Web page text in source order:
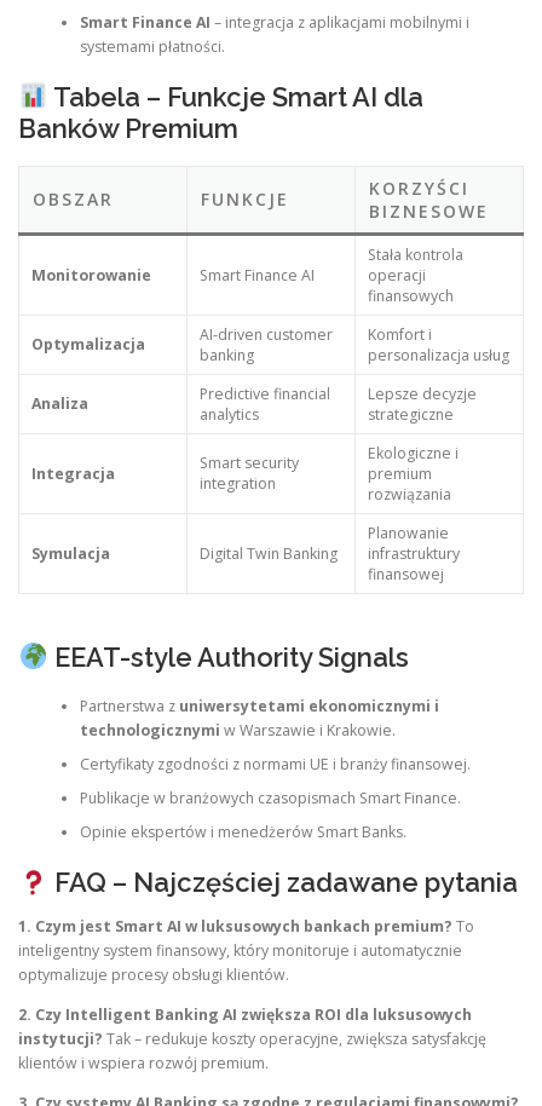
Smart Finance AI – integracja z aplikacjami mobilnymi i
systemami płatności.
Tabela – Funkcje Smart AI dla
Banków Premium
OBSZAR FUNKCJE
KORZYŚCI
BIZNESOWE
Monitorowanie Smart Finance AI
Stała kontrola
operacji
finansowych
Optymalizacja
AI-driven customer
banking
Komfort i
personalizacja usług
Analiza
Predictive financial
analytics
Lepsze decyzje
strategiczne
Integracja
Smart security
integration
Ekologiczne i
premium
rozwiązania
Symulacja Digital Twin Banking
Planowanie
infrastruktury
finansowej
EEAT-style Authority Signals
Partnerstwa z uniwersytetami ekonomicznymi i
technologicznymi w Warszawie i Krakowie.
Certyfikaty zgodności z normami UE i branży finansowej.
Publikacje w branżowych czasopismach Smart Finance.
Opinie ekspertów i menedżerów Smart Banks.
FAQ – Najczęściej zadawane pytania
1. Czym jest Smart AI w luksusowych bankach premium? To
inteligentny system finansowy, który monitoruje i automatycznie
optymalizuje procesy obsługi klientów.
2. Czy Intelligent Banking AI zwiększa ROI dla luksusowych
instytucji? Tak – redukuje koszty operacyjne, zwiększa satysfakcję
klientów i wspiera rozwój premium.